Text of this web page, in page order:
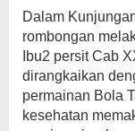
Dalam
rombongan
Ibu2 persit Cab
dirangkaikan
permainan Bola
kesehatan